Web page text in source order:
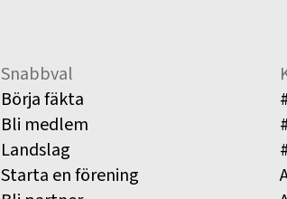
Snabbval
Börja fäkta
Bli medlem
Landslag
Starta en förening